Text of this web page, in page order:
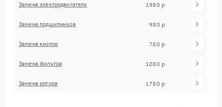
Замена электродвигателя 1980 р
Замена подшипников 980 р
Замена кнопок 780 р
Замена фильтра 1080 р
Замена ротора 1780 р